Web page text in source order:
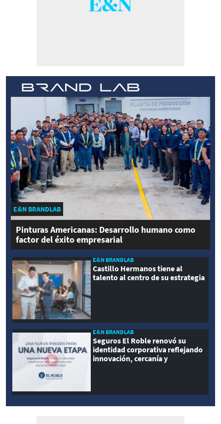
E&N BRANDLAB
Pinturas Americanas: Desarrollo humano como
factor del éxito empresarial
E&N BRANDLAB
Castillo Hermanos tiene al
talento al centro de su estrategia
E&N BRANDLAB
Seguros El Roble renovó su
identidad corporativa reflejando
innovación, cercanía y